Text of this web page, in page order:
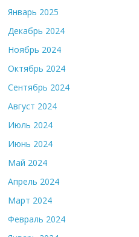
Январь 2025
Декабрь 2024
Ноябрь 2024
Октябрь 2024
Сентябрь 2024
Август 2024
Июль 2024
Июнь 2024
Май 2024
Апрель 2024
Март 2024
Февраль 2024